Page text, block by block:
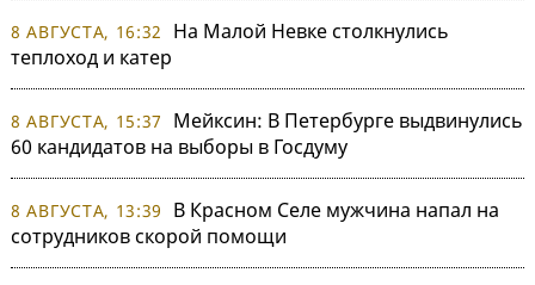
8 АВГУСТА, 16:32
На Малой Невке столкнулись
теплоход и катер
8 АВГУСТА, 15:37
Мейксин: В Петербурге выдвинулись
60 кандидатов на выборы в Госдуму
8 АВГУСТА, 13:39
В Красном Селе мужчина напал на
сотрудников скорой помощи